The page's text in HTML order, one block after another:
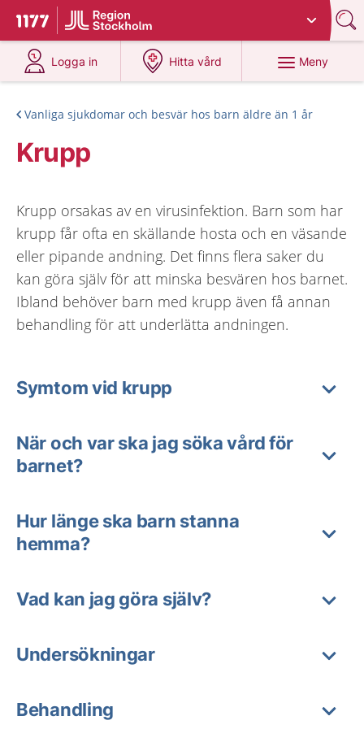
Till startsidan för 1177
Du har valt region
Logga in
på 1177.se
Hitta vård
på 1177.se
Meny
Vanliga sjukdomar och besvär hos barn äldre än 1 år
Krupp
Krupp orsakas av en virusinfektion. Barn som har
krupp får ofta en skällande hosta och en väsande
eller pipande andning. Det finns flera saker du
kan göra själv för att minska besvären hos barnet.
Ibland behöver barn med krupp även få annan
behandling för att underlätta andningen.
Symtom vid krupp
När och var ska jag söka vård för
barnet?
Hur länge ska barn stanna
hemma?
Vad kan jag göra själv?
Undersökningar
Behandling